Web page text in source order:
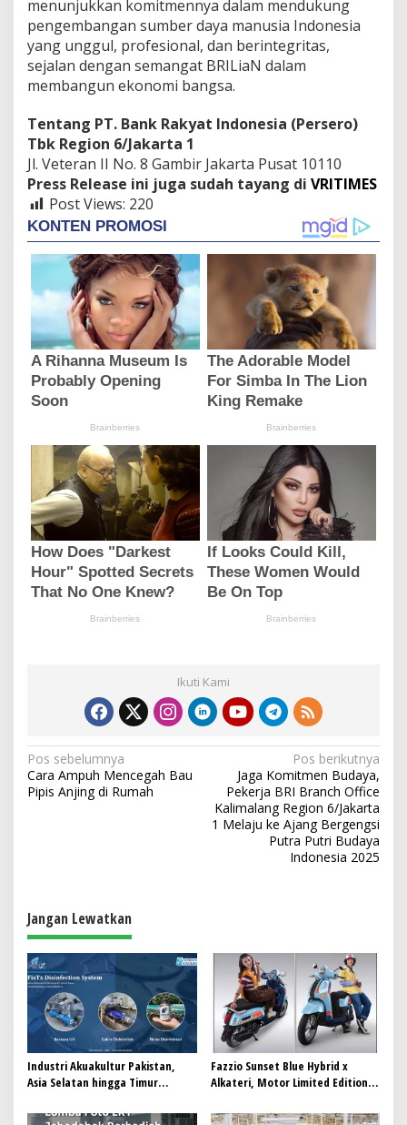
menunjukkan komitmennya dalam mendukung
pengembangan sumber daya manusia Indonesia
yang unggul, profesional, dan berintegritas,
sejalan dengan semangat BRILiaN dalam
membangun ekonomi bangsa.
Tentang PT. Bank Rakyat Indonesia (Persero)
Tbk Region 6/Jakarta 1
Jl. Veteran II No. 8 Gambir Jakarta Pusat 10110
Press Release ini juga sudah tayang di VRITIMES
Post Views: 220
Ikuti Kami
N
a
s
i
p
o
s
Pos sebelumnya
Cara Ampuh Mencegah Bau
Pipis Anjing di Rumah
Pos berikutnya
Jaga Komitmen Budaya,
Pekerja BRI Branch Office
Kalimalang Region 6/Jakarta
1 Melaju ke Ajang Bergengsi
Putra Putri Budaya
Indonesia 2025
Jangan Lewatkan
Industri Akuakultur Pakistan,
Asia Selatan hingga Timur
Terlengkap dari Indonesia
Fazzio Sunset Blue Hybrid x
Alkateri, Motor Limited Edition
Future Lo